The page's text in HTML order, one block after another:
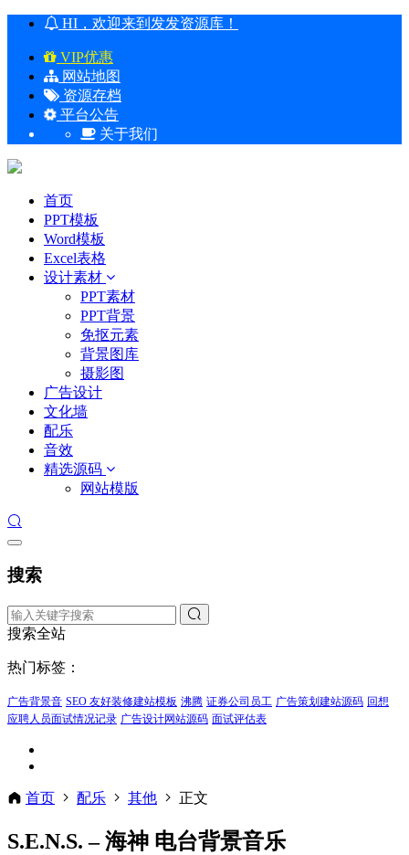
HI，欢迎来到发发资源库！
VIP优惠
网站地图
资源存档
平台公告
关于我们
首页
PPT模板
Word模板
Excel表格
设计素材
PPT素材
PPT背景
免抠元素
背景图库
摄影图
广告设计
文化墙
配乐
音效
精选源码
网站模版
搜索
搜索全站
热门标签：
广告背景音 SEO 友好装修建站模板 沸腾 证券公司员工 广告策划建站源码 回想
应聘人员面试情况记录 广告设计网站源码 面试评估表
首页 配乐 其他 正文
S.E.N.S. – 海神 电台背景音乐